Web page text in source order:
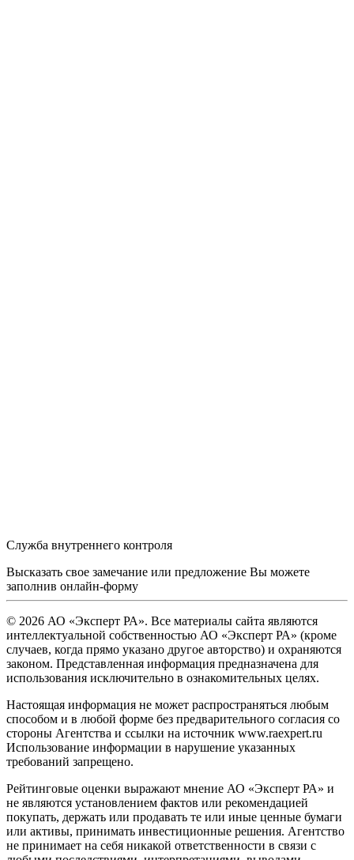
Служба внутреннего контроля
Высказать свое замечание или предложение Вы можете
заполнив онлайн-форму
© 2026 АО «Эксперт РА». Все материалы сайта являются
интеллектуальной собственностью АО «Эксперт РА» (кроме
случаев, когда прямо указано другое авторство) и охраняются
законом. Представленная информация предназначена для
использования исключительно в ознакомительных целях.
Настоящая информация не может распространяться любым
способом и в любой форме без предварительного согласия со
стороны Агентства и ссылки на источник www.raexpert.ru
Использование информации в нарушение указанных
требований запрещено.
Рейтинговые оценки выражают мнение АО «Эксперт РА» и
не являются установлением фактов или рекомендацией
покупать, держать или продавать те или иные ценные бумаги
или активы, принимать инвестиционные решения. Агентство
не принимает на себя никакой ответственности в связи с